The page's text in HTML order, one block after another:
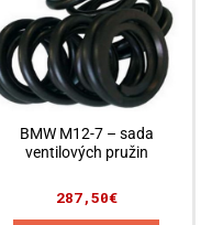
BMW M12-7 – sada
ventilových pružin
287,50€